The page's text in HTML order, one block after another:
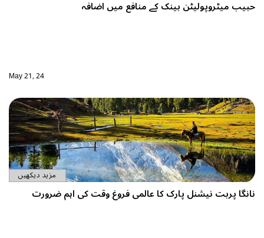
حبیب میٹروپولیٹن بینک کے منافع میں اضافہ
May 21, 24
مزید دیکھیں
نانگا پربت نیشنل پارک کا عالمی فروغ وقت کی اہم ضرورت